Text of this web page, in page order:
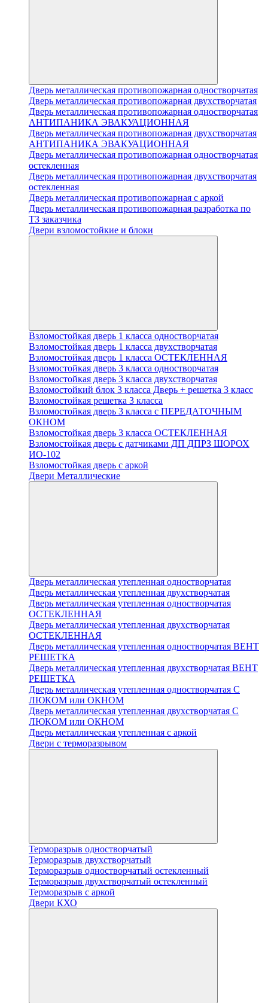
Дверь металлическая противопожарная одностворчатая
Дверь металлическая противопожарная двухстворчатая
Дверь металлическая противопожарная одностворчатая
АНТИПАНИКА ЭВАКУАЦИОННАЯ
Дверь металлическая противопожарная двухстворчатая
АНТИПАНИКА ЭВАКУАЦИОННАЯ
Дверь металлическая противопожарная одностворчатая
остекленная
Дверь металлическая противопожарная двухстворчатая
остекленная
Дверь металлическая противопожарная с аркой
Дверь металлическая противопожарная разработка по
ТЗ заказчика
Двери взломостойкие и блоки
Взломостойкая дверь 1 класса одностворчатая
Взломостойкая дверь 1 класса двухстворчатая
Взломостойкая дверь 1 класса ОСТЕКЛЕННАЯ
Взломостойкая дверь 3 класса одностворчатая
Взломостойкая дверь 3 класса двухстворчатая
Взломостойкий блок 3 класса Дверь + решетка 3 класс
Взломостойкая решетка 3 класса
Взломостойкая дверь 3 класса с ПЕРЕДАТОЧНЫМ
ОКНОМ
Взломостойкая дверь 3 класса ОСТЕКЛЕННАЯ
Взломостойкая дверь с датчиками ДП ДПРЗ ШОРОХ
ИО-102
Взломостойкая дверь с аркой
Двери Металлические
Дверь металлическая утепленная одностворчатая
Дверь металлическая утепленная двухстворчатая
Дверь металлическая утепленная одностворчатая
ОСТЕКЛЕННАЯ
Дверь металлическая утепленная двухстворчатая
ОСТЕКЛЕННАЯ
Дверь металлическая утепленная одностворчатая ВЕНТ
РЕШЕТКА
Дверь металлическая утепленная двухстворчатая ВЕНТ
РЕШЕТКА
Дверь металлическая утепленная одностворчатая С
ЛЮКОМ или ОКНОМ
Дверь металлическая утепленная двухстворчатая С
ЛЮКОМ или ОКНОМ
Дверь металлическая утепленная с аркой
Двери с терморазрывом
Терморазрыв одностворчатый
Терморазрыв двухстворчатый
Терморазрыв одностворчатый остекленный
Терморазрыв двухстворчатый остекленный
Терморазрыв с аркой
Двери КХО